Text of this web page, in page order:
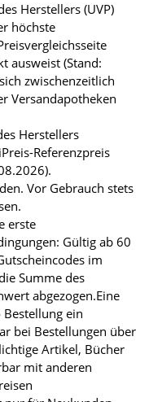
Herstellers (UVP)
höchste
ausweist (Stand:
zwischenzeitlich
Versandapotheken
Herstellers
Referenzpreis
Vor Gebrauch stets
erste
Gültig ab 60
im
Summe des
abgezogen.Eine
ein
bei Bestellungen über
Artikel, Bücher
mit anderen